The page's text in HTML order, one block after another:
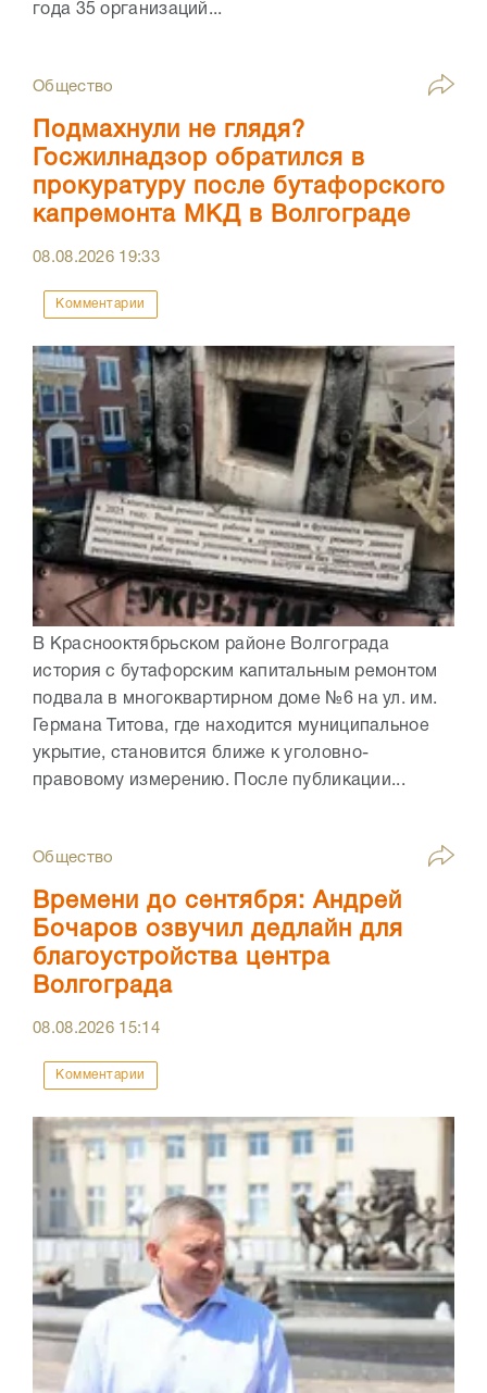
года 35 организаций...
Общество
Подмахнули не глядя?
Госжилнадзор обратился в
прокуратуру после бутафорского
капремонта МКД в Волгограде
08.08.2026 19:33
Комментарии
В Краснооктябрьском районе Волгограда
история с бутафорским капитальным ремонтом
подвала в многоквартирном доме №6 на ул. им.
Германа Титова, где находится муниципальное
укрытие, становится ближе к уголовно-
правовому измерению. После публикации...
Общество
Времени до сентября: Андрей
Бочаров озвучил дедлайн для
благоустройства центра
Волгограда
08.08.2026 15:14
Комментарии